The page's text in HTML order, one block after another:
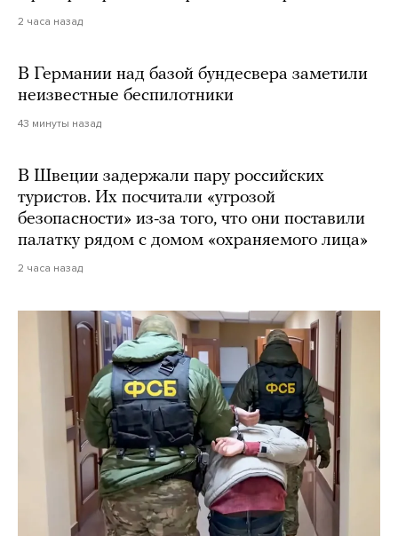
2 часа назад
В Германии над базой бундесвера заметили
неизвестные беспилотники
43 минуты назад
В Швеции задержали пару российских
туристов. Их посчитали «угрозой
безопасности» из-за того, что они поставили
палатку рядом с домом «охраняемого лица»
2 часа назад